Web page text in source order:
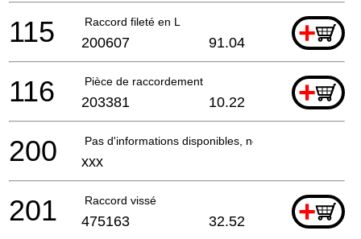
Raccord fileté en L +
115 200607 91.04
Pièce de raccordement +
116 203381 10.22
Pas d'informations disponibles, non commandable
200 xxx
Raccord vissé +
201 475163 32.52